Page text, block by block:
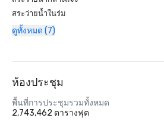
สระว่ายน้ำในร่ม
ดูทั้งหมด (7)
ห้องประชุม
พื้นที่การประชุมรวมทั้งหมด
2,743,462 ตารางฟุต